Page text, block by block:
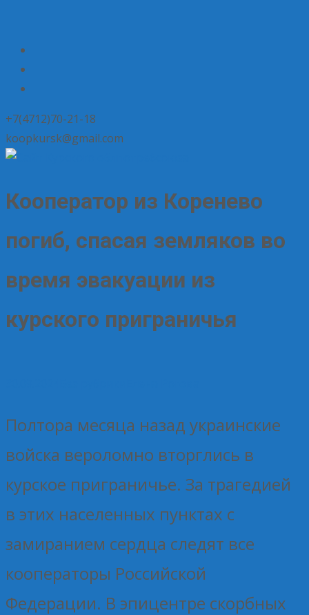
+7(4712)70-21-18
koopkursk@gmail.com
Кооператор из Коренево
погиб, спасая земляков во
время эвакуации из
курского приграничья
Полтора месяца назад украинские
войска вероломно вторглись в
курское приграничье. За трагедией
в этих населенных пунктах с
замиранием сердца следят все
кооператоры Российской
Федерации. В эпицентре скорбных